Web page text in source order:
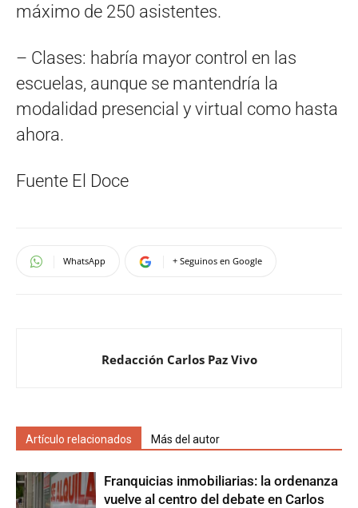
máximo de 250 asistentes.
– Clases: habría mayor control en las
escuelas, aunque se mantendría la
modalidad presencial y virtual como hasta
ahora.
Fuente El Doce
WhatsApp + Seguinos en Google
Redacción Carlos Paz Vivo
Artículo relacionados Más del autor
Franquicias inmobiliarias: la ordenanza
vuelve al centro del debate en Carlos